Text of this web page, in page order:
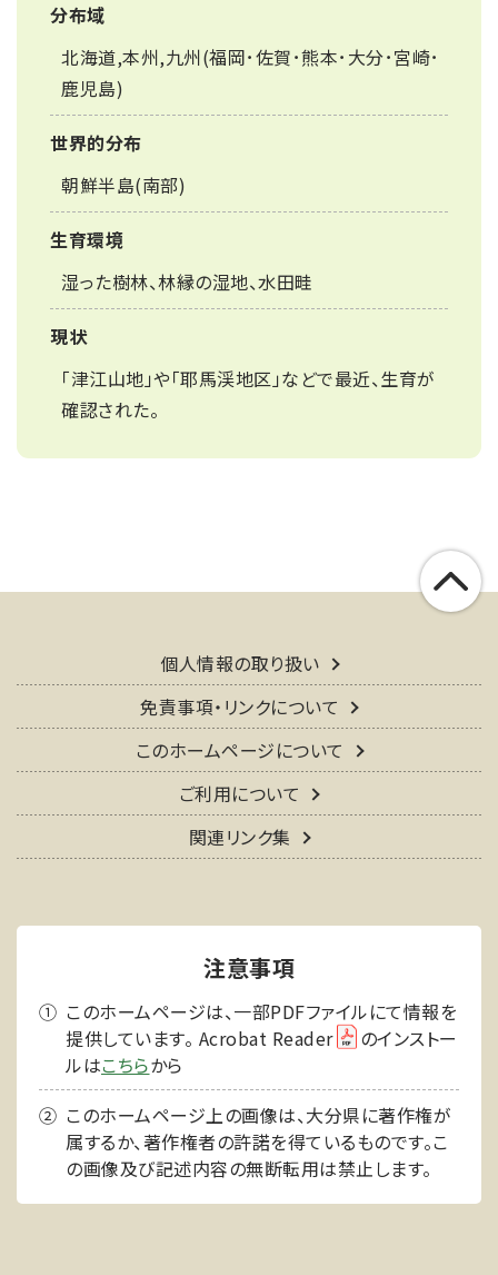
分布域
北海道,本州,九州(福岡･佐賀･熊本･大分･宮崎･
鹿児島)
世界的分布
朝鮮半島(南部)
生育環境
湿った樹林、林縁の湿地、水田畦
現状
「津江山地」や「耶馬渓地区」などで最近、生育が
確認された。
個人情報の取り扱い
免責事項・リンクについて
このホームページについて
ご利用について
関連リンク集
注意事項
このホームページは、一部PDFファイルにて情報を
提供しています。 Acrobat Reader
のインストー
ルはこちらから
このホームページ上の画像は、大分県に著作権が
属するか、著作権者の許諾を得ているものです。こ
の画像及び記述内容の無断転用は禁止します。